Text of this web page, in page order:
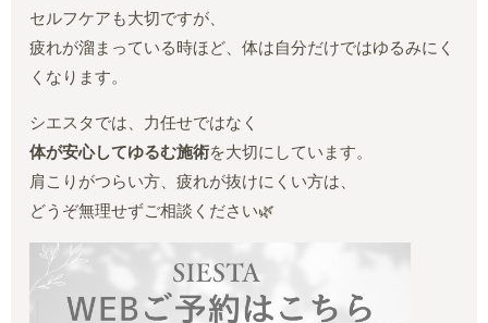
セルフケアも大切ですが、
疲れが溜まっている時ほど、体は自分だけではゆるみにく
くなります。
シエスタでは、力任せではなく
体が安心してゆるむ施術を大切にしています。
肩こりがつらい方、疲れが抜けにくい方は、
どうぞ無理せずご相談ください🌿